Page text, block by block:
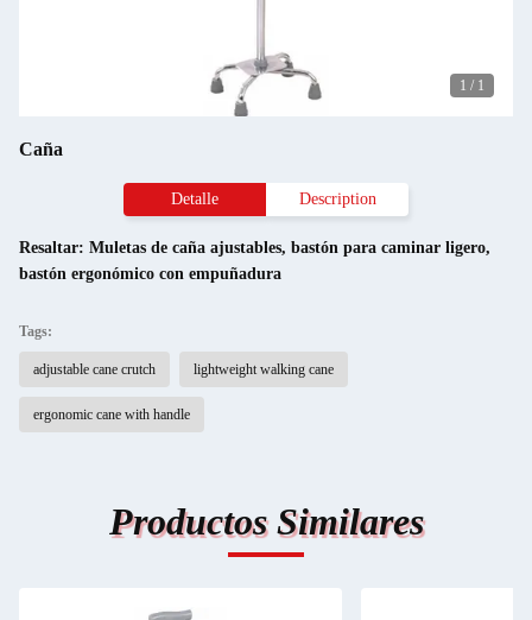
1 / 1
Caña
Detalle Description
Resaltar: Muletas de caña ajustables, bastón para caminar ligero,
bastón ergonómico con empuñadura
Tags:
adjustable cane crutch lightweight walking cane
ergonomic cane with handle
Productos Similares